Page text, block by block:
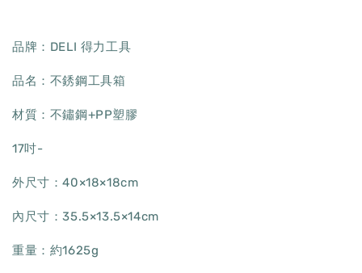
品牌：DELI 得力工具
品名：不銹鋼工具箱
材質：不鏽鋼+PP塑膠
17吋-
外尺寸：40×18×18cm
內尺寸：35.5×13.5×14cm
重量：約1625g